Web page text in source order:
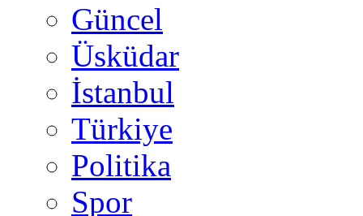
Güncel
Üsküdar
İstanbul
Türkiye
Politika
Spor